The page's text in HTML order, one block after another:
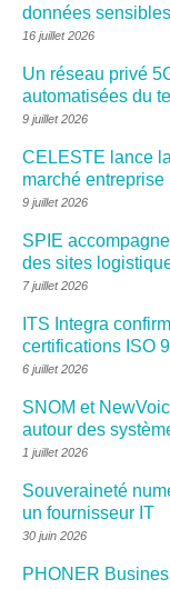
données sensibles
16 juillet 2026
Un réseau privé
automatisées du
9 juillet 2026
CELESTE lance
marché entreprise
9 juillet 2026
SPIE
des sites
7 juillet 2026
ITS Integra
certifications ISO
6 juillet 2026
SNOM et
autour des
1 juillet 2026
Souveraineté
un fournisseur IT
30 juin 2026
PHONER